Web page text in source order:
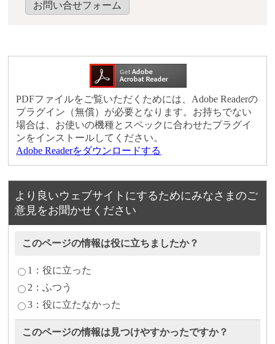
お問い合せフォーム
PDFファイルをご覧いただくためには、Adobe Readerの
プラグイン（無償）が必要となります。お持ちでない
場合は、お使いの機種とスペックに合わせたプラグイ
ンをインストールしてください。
Adobe Readerをダウンロードする
より良いウェブサイトにするためにみなさまのご
意見をお聞かせください
このページの情報は役に立ちましたか？
1：役に立った
2：ふつう
3：役に立たなかった
このページの情報は見つけやすかったですか？